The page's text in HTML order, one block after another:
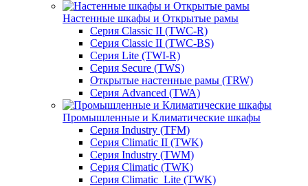
Настенные шкафы и Открытые рамы
Серия Classic II (TWC-R)
Серия Classic II (TWC-BS)
Серия Lite (TWI-R)
Серия Secure (TWS)
Открытые настенные рамы (TRW)
Серия Advanced (TWA)
Промышленные и Климатические шкафы
Серия Industry (TFM)
Серия Climatic II (TWK)
Серия Industry (TWM)
Серия Climatic (TWK)
Серия Climatic_Lite (TWK)